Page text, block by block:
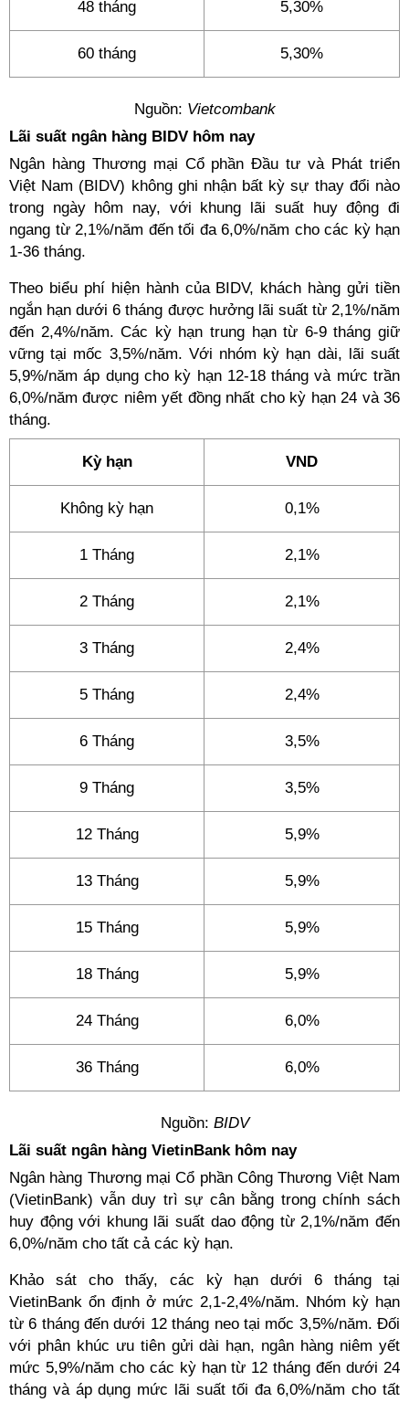
48 tháng 5,30%
60 tháng 5,30%
Nguồn: Vietcombank
Lãi suất ngân hàng BIDV hôm nay
Ngân hàng Thương mại Cổ phần Đầu tư và Phát triển
Việt Nam (BIDV) không ghi nhận bất kỳ sự thay đổi nào
trong ngày hôm nay, với khung lãi suất huy động đi
ngang từ 2,1%/năm đến tối đa 6,0%/năm cho các kỳ hạn
1-36 tháng.
Theo biểu phí hiện hành của BIDV, khách hàng gửi tiền
ngắn hạn dưới 6 tháng được hưởng lãi suất từ 2,1%/năm
đến 2,4%/năm. Các kỳ hạn trung hạn từ 6-9 tháng giữ
vững tại mốc 3,5%/năm. Với nhóm kỳ hạn dài, lãi suất
5,9%/năm áp dụng cho kỳ hạn 12-18 tháng và mức trần
6,0%/năm được niêm yết đồng nhất cho kỳ hạn 24 và 36
tháng.
Kỳ hạn VND
Không kỳ hạn 0,1%
1 Tháng 2,1%
2 Tháng 2,1%
3 Tháng 2,4%
5 Tháng 2,4%
6 Tháng 3,5%
9 Tháng 3,5%
12 Tháng 5,9%
13 Tháng 5,9%
15 Tháng 5,9%
18 Tháng 5,9%
24 Tháng 6,0%
36 Tháng 6,0%
Nguồn: BIDV
Lãi suất ngân hàng VietinBank hôm nay
Ngân hàng Thương mại Cổ phần Công Thương Việt Nam
(VietinBank) vẫn duy trì sự cân bằng trong chính sách
huy động với khung lãi suất dao động từ 2,1%/năm đến
6,0%/năm cho tất cả các kỳ hạn.
Khảo sát cho thấy, các kỳ hạn dưới 6 tháng tại
VietinBank ổn định ở mức 2,1-2,4%/năm. Nhóm kỳ hạn
từ 6 tháng đến dưới 12 tháng neo tại mốc 3,5%/năm. Đối
với phân khúc ưu tiên gửi dài hạn, ngân hàng niêm yết
mức 5,9%/năm cho các kỳ hạn từ 12 tháng đến dưới 24
tháng và áp dụng mức lãi suất tối đa 6,0%/năm cho tất